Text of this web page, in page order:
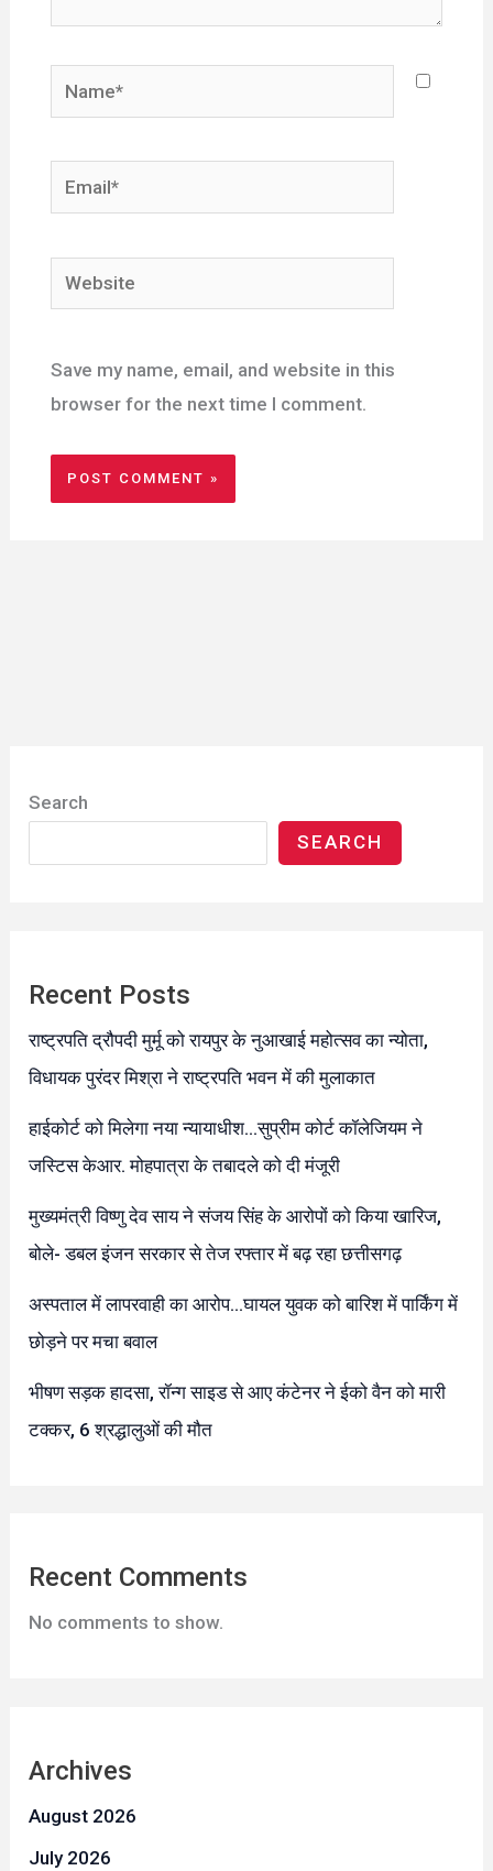
Name*
Email*
Website
Save my name, email, and website in this
browser for the next time I comment.
Search
SEARCH
Recent Posts
राष्ट्रपति द्रौपदी मुर्मू को रायपुर के नुआखाई महोत्सव का न्योता,
विधायक पुरंदर मिश्रा ने राष्ट्रपति भवन में की मुलाकात
हाईकोर्ट को मिलेगा नया न्यायाधीश…सुप्रीम कोर्ट कॉलेजियम ने
जस्टिस केआर. मोहपात्रा के तबादले को दी मंजूरी
मुख्यमंत्री विष्णु देव साय ने संजय सिंह के आरोपों को किया खारिज,
बोले- डबल इंजन सरकार से तेज रफ्तार में बढ़ रहा छत्तीसगढ़
अस्पताल में लापरवाही का आरोप…घायल युवक को बारिश में पार्किंग में
छोड़ने पर मचा बवाल
भीषण सड़क हादसा, रॉन्ग साइड से आए कंटेनर ने ईको वैन को मारी
टक्कर, 6 श्रद्धालुओं की मौत
Recent Comments
No comments to show.
Archives
August 2026
July 2026